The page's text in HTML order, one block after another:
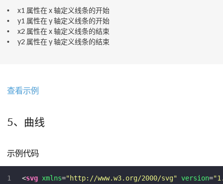
x1 属性在 x 轴定义线条的开始
y1 属性在 y 轴定义线条的开始
x2 属性在 x 轴定义线条的结束
y2 属性在 y 轴定义线条的结束
查看示例
5、曲线
示例代码
1
<svg xmlns="http://www.w3.org/2000/svg" version=